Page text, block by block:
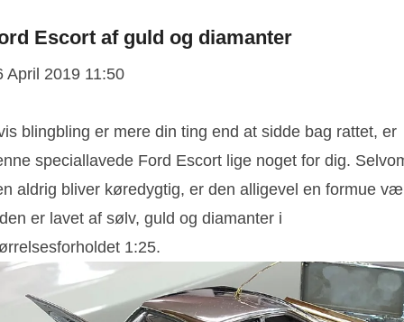
Escort af guld og diamanter
April 2019 11:50
blingbling er mere din ting end at sidde bag rattet, er
speciallavede Ford Escort lige noget for dig.
aldrig bliver køredygtig, er den alligevel en formue
er lavet af sølv, guld og diamanter i
1:25.